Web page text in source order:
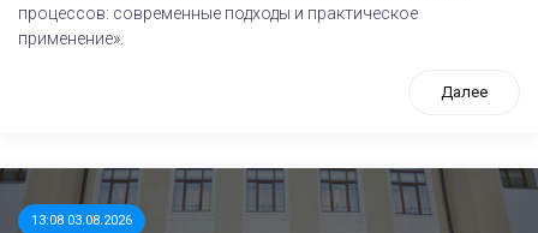
процессов: современные подходы и практическое
применение».
Далее
13:08 03.08.2026